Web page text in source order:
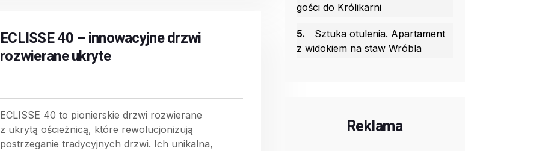
ECLISSE 40 – innowacyjne drzwi
rozwierane ukryte
ECLISSE 40 to pionierskie drzwi rozwierane
z ukrytą ościeżnicą, które rewolucjonizują
postrzeganie tradycyjnych drzwi. Ich unikalna,
gości do Królikarni
5.
Sztuka otulenia. Apartament
z widokiem na staw Wróbla
Reklama